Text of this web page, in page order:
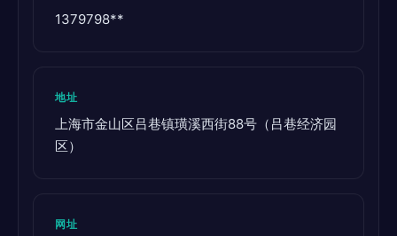
1379798**
地址
上海市金山区吕巷镇璜溪西街88号（吕巷经济园
区）
网址